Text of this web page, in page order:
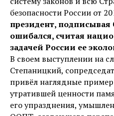
безопасности России от
президент, подписывая
ошибался, считая
задачей России ее
В своем выступлении на
Степаницкий,
привёл наглядные
утратившей ценности
его упразднения,